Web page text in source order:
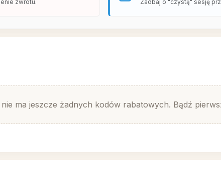
zwrotu. Zadbaj o "czystą" sesję
ma jeszcze żadnych kodów rabatowych. Bądź